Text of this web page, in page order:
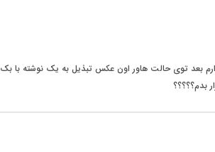
بعد توی حالت هاور اون عکس تبذیل به یک نوشته با بک
بدم؟؟؟؟؟